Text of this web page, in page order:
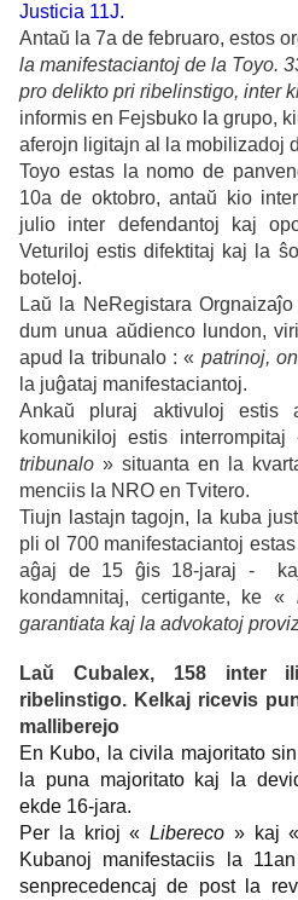
Justicia 11J.
Antaŭ la 7a de februaro, estos
la manifestaciantoj de la Toyo.
pro delikto pri ribelinstigo, inter
informis en Fejsbuko la grupo,
aferojn ligitajn al la
Toyo estas la nomo de
10a de oktobro, antaŭ kio
julio inter defendantoj kaj
Veturiloj estis difektitaj kaj la
boteloj.
Laŭ la NeRegistara
dum unua aŭdienco lundon,
apud la tribunalo : « patrinoj,
la juĝataj manifestaciantoj.
Ankaŭ pluraj aktivuloj estis
komunikiloj estis interrompitaj
tribunalo » situanta en la
menciis la NRO en Tvitero.
Tiujn lastajn tagojn, la kuba
pli ol 700 manifestaciantoj
aĝaj de 15 ĝis 18-jaraj -
kondamnitaj, certigante, ke «
garantiata kaj la advokatoj
Laŭ Cubalex, 158 inter
ribelinstigo. Kelkaj ricevis
malliberejo
En Kubo, la civila majoritato
la puna majoritato kaj la
ekde 16-jara.
Per la krioj « Libereco » kaj «
Kubanoj manifestaciis la
senprecedencaj de post la